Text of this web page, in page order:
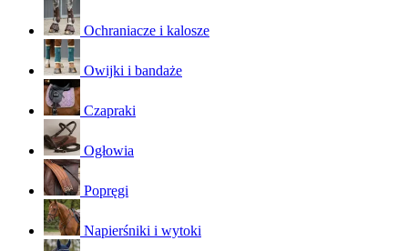
Ochraniacze i kalosze
Owijki i bandaże
Czapraki
Ogłowia
Popręgi
Napierśniki i wytoki